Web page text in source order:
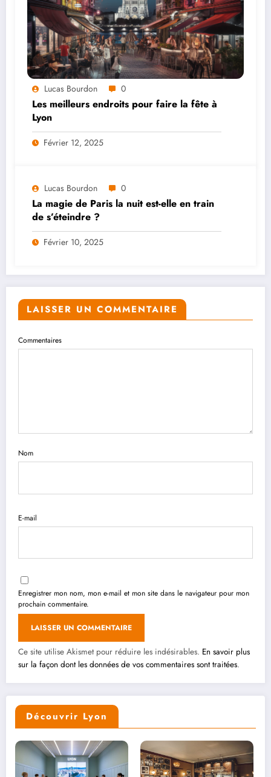
Lucas Bourdon 0
Les meilleurs endroits pour faire la fête à
Lyon
Février 12, 2025
Lucas Bourdon 0
La magie de Paris la nuit est-elle en train
de s’éteindre ?
Février 10, 2025
LAISSER UN COMMENTAIRE
Commentaires
Nom
E-mail
Enregistrer mon nom, mon e-mail et mon site dans le navigateur pour mon
prochain commentaire.
Ce site utilise Akismet pour réduire les indésirables. En savoir plus
sur la façon dont les données de vos commentaires sont traitées.
Découvrir Lyon